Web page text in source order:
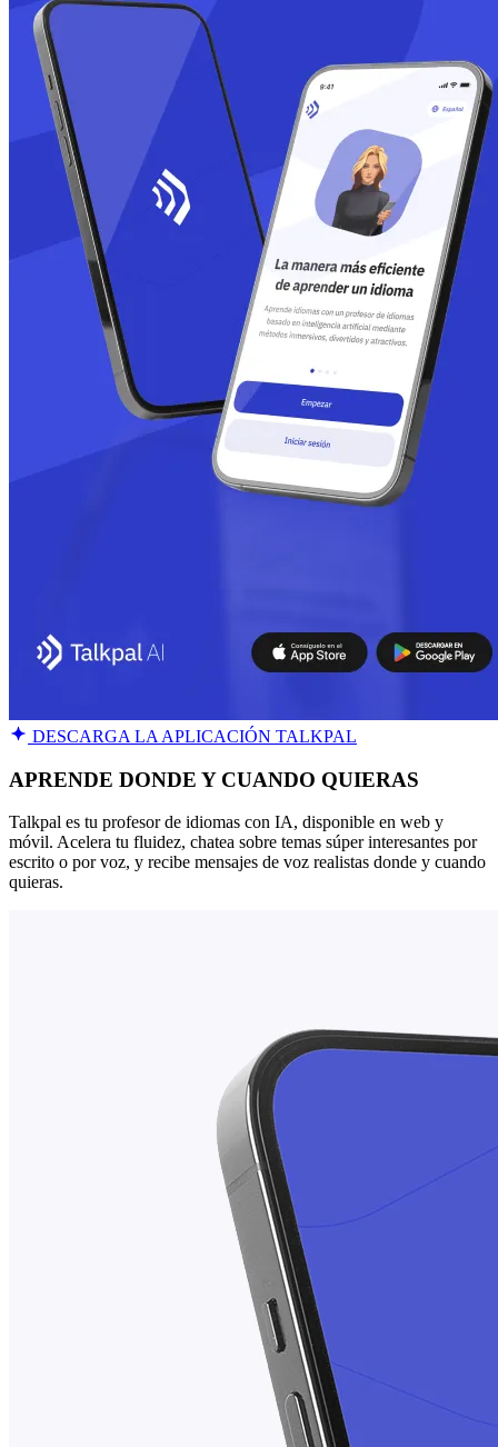
DESCARGA LA APLICACIÓN TALKPAL
APRENDE DONDE Y CUANDO QUIERAS
Talkpal es tu profesor de idiomas con IA, disponible en web y
móvil. Acelera tu fluidez, chatea sobre temas súper interesantes por
escrito o por voz, y recibe mensajes de voz realistas donde y cuando
quieras.